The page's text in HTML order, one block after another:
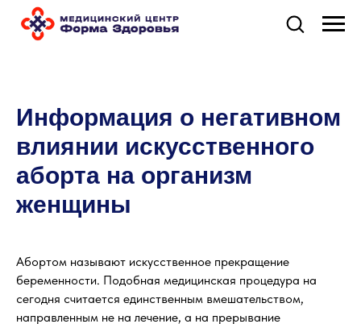
Информация о негативном
влиянии искусственного
аборта на организм
женщины
Абортом называют искусственное прекращение
беременности. Подобная медицинская процедура на
сегодня считается единственным вмешательством,
направленным не на лечение, а на прерывание